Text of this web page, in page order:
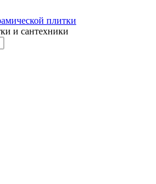
и сантехники